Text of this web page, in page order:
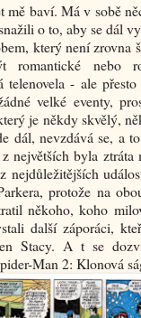
mě baví. Má v sobě
o to, aby se dál
který není zrovna
nebo
- ale
velké eventy,
je někdy skvělý,
dál, nevzdává se, a
největších byla ztráta
nejdůležitějších
protože na
někoho, koho
další záporáci,
Stacy. A t se
Man 2: Klonová